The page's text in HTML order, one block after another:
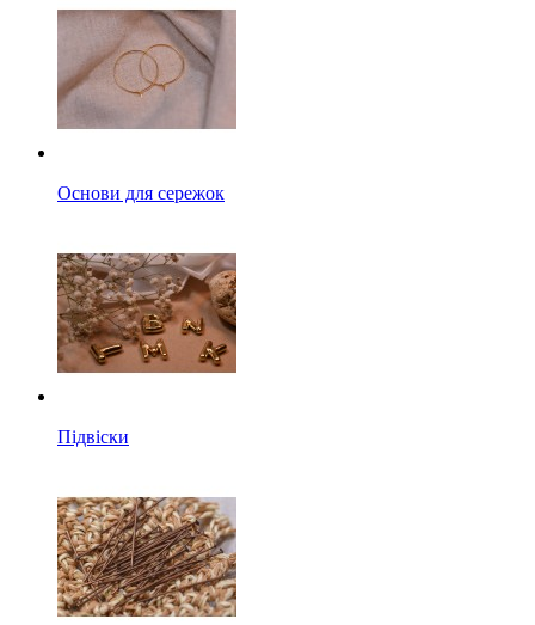
Основи для сережок
Підвіски